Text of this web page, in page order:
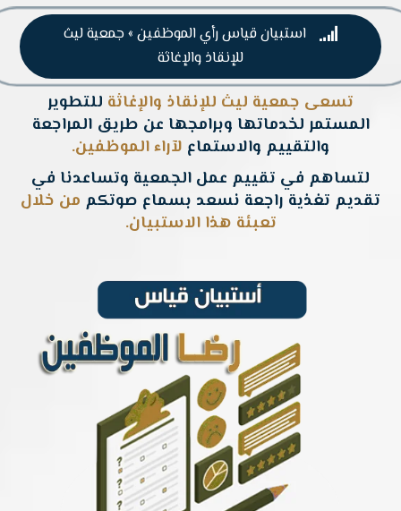

استبيان قياس رأي الموظفين » جمعية ليث
للإنقاذ والإغاثة
تسعى جمعية ليث للإنقاذ والإغاثة للتطوير
المستمر لخدماتها وبرامجها عن طريق المراجعة
والتقييم والاستماع لآراء الموظفين.
لتساهم في تقييم عمل الجمعية وتساعدنا في
تقديم تغذية راجعة نسعد بسماع صوتكم من خلال
تعبئة هذا الاستبيان.